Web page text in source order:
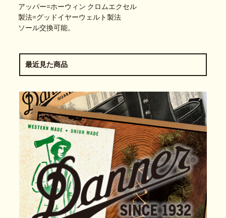
アッパー=ホーウィン クロムエクセル
製法=グッドイヤーウェルト製法
ソール交換可能。
最近見た商品